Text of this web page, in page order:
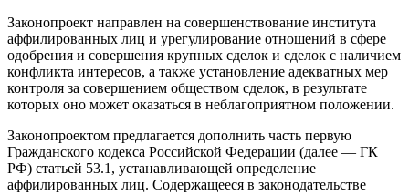
Законопроект направлен на совершенствование института
аффилированных лиц и урегулирование отношений в сфере
одобрения и совершения крупных сделок и сделок с наличием
конфликта интересов, а также установление адекватных мер
контроля за совершением обществом сделок, в результате
которых оно может оказаться в неблагоприятном положении.
Законопроектом предлагается дополнить часть первую
Гражданского кодекса Российской Федерации (далее — ГК
РФ) статьей 53.1, устанавливающей определение
аффилированных лиц. Содержащееся в законодательстве